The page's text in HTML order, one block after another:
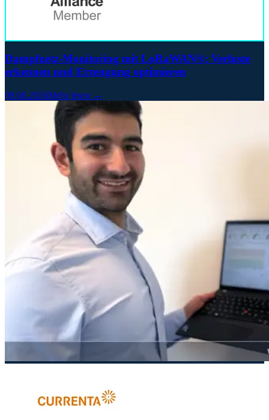
Dampfnetz-Monitoring mit LoRaWAN®: Verluste
erkennen und Erzeugung optimieren
09.06.2026Mehr lesen →